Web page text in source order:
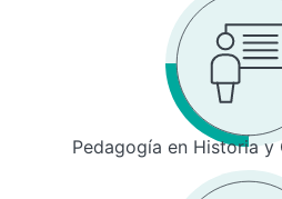
Pedagogía en Historia y